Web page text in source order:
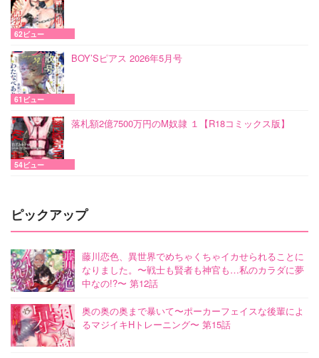
62ビュー
BOY’Sピアス 2026年5月号
61ビュー
落札額2億7500万円のM奴隷 １【R18コミックス版】
54ビュー
ピックアップ
藤川恋色、異世界でめちゃくちゃイカせられることに
なりました。〜戦士も賢者も神官も…私のカラダに夢
中なの!?〜 第12話
奥の奥の奥まで暴いて〜ポーカーフェイスな後輩によ
るマジイキHトレーニング〜 第15話